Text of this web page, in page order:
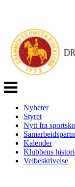
Veksle
navigasjon
Nyheter
Styret
Nytt fra
Kalender
Klubbens
Veibeskrivelse